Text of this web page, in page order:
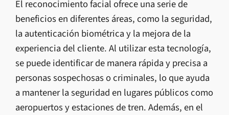
El reconocimiento facial ofrece una serie de
beneficios en diferentes áreas, como la seguridad,
la autenticación biométrica y la mejora de la
experiencia del cliente. Al utilizar esta tecnología,
se puede identificar de manera rápida y precisa a
personas sospechosas o criminales, lo que ayuda
a mantener la seguridad en lugares públicos como
aeropuertos y estaciones de tren. Además, en el